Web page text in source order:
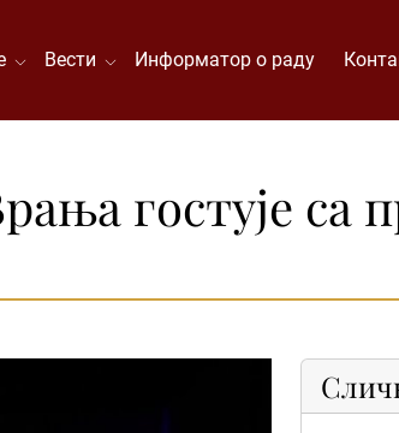
Вести Информатор о раду
гостује са